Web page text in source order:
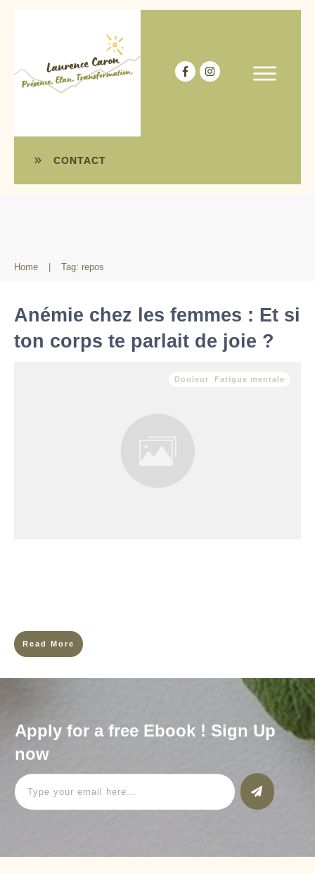
CONTACT
Home Tag: repos
Anémie chez les femmes : Et si
ton corps te parlait de joie ?
Douleur Fatigue mentale
Read More
Apply for a free Ebook ! Sign Up
now